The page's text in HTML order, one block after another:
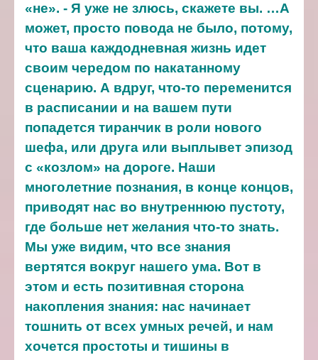
«не». - Я уже не злюсь, скажете вы. …А
может, просто повода не было, потому,
что ваша каждодневная жизнь идет
своим чередом по накатанному
сценарию. А вдруг, что-то переменится
в расписании и на вашем пути
попадется тиранчик в роли нового
шефа, или друга или выплывет эпизод
с «козлом» на дороге. Наши
многолетние познания, в конце концов,
приводят нас во внутреннюю пустоту,
где больше нет желания что-то знать.
Мы уже видим, что все знания
вертятся вокруг нашего ума. Вот в
этом и есть позитивная сторона
накопления знания: нас начинает
тошнить от всех умных речей, и нам
хочется простоты и тишины в